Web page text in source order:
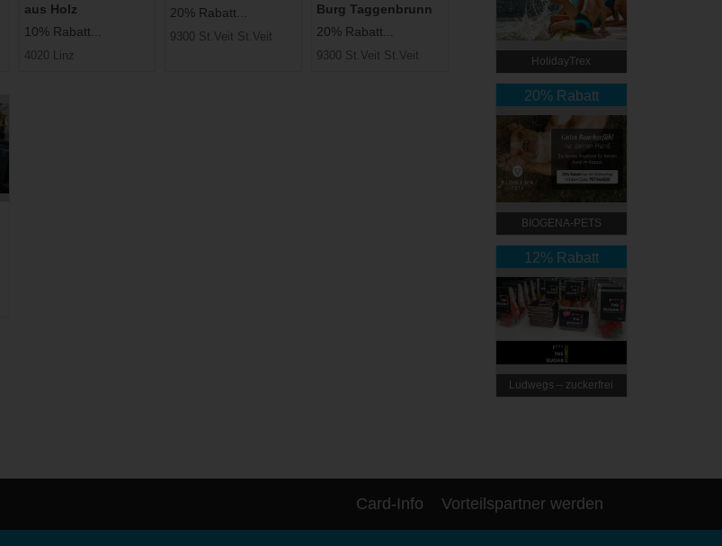
aus Holz
10% Rabatt...
4020 Linz
20% Rabatt...
9300 St.Veit St.Veit
Burg Taggenbrunn
20% Rabatt...
9300 St.Veit St.Veit HolidayTrex
20% Rabatt
BIOGENA-PETS
12% Rabatt
Ludwegs – zuckerfrei
leben
Card-Info Vorteilspartner werden